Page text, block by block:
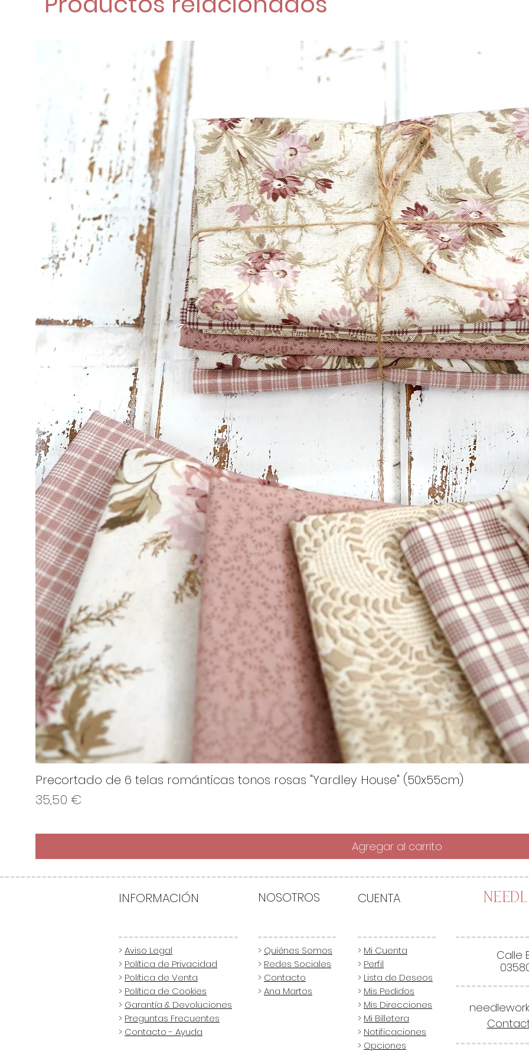
Precortado de 6 telas románticas tonos rosas "Yardley House" (50x55cm)
Precio
35,50 €
Agregar al carrito
INFORMACIÓN
>Aviso Legal
> Política de Privacidad
> Política de Venta
> Política de Cookies
> Garantía & Devoluciones
> Preguntas Frecuentes
> Contacto - Ayuda
NOSOTROS
> Quiénes Somos
> Redes Sociales
> Contacto
>Ana Martos
CUENTA
> Mi Cuenta
> Perfil
> Lista de Deseos
> Mis Pedidos
> Mis Direcciones
> Mi Billetera
> Notificaciones
> Opciones
Calle